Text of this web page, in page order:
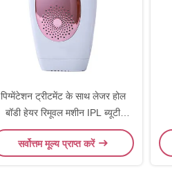
पिग्मेंटेशन ट्रीटमेंट के साथ लेजर होल
बॉडी हेयर रिमूवल मशीन IPL ब्यूटी
इक्विपमेंट
सर्वोत्तम मूल्य प्राप्त करें